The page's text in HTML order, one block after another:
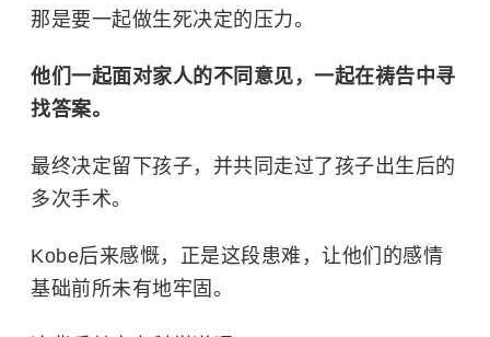
那是要一起做生死决定的压力。
他们一起面对家人的不同意见，一起在祷告中寻
找答案。
最终决定留下孩子，并共同走过了孩子出生后的
多次手术。
Kobe后来感慨，正是这段患难，让他们的感情
基础前所未有地牢固。